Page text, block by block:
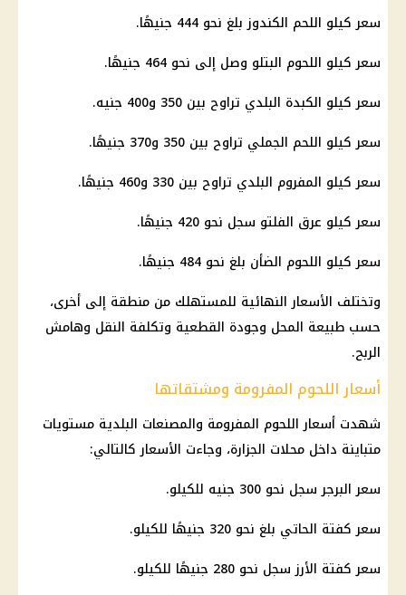
سعر كيلو اللحم الكندوز بلغ نحو 444 جنيهًا.
سعر كيلو اللحوم البتلو وصل إلى نحو 464 جنيهًا.
سعر كيلو الكبدة البلدي تراوح بين 350 و400 جنيه.
سعر كيلو اللحم الجملي تراوح بين 350 و370 جنيهًا.
سعر كيلو المفروم البلدي تراوح بين 330 و460 جنيهًا.
سعر كيلو عرق الفلتو سجل نحو 420 جنيهًا.
سعر كيلو اللحوم الضأن بلغ نحو 484 جنيهًا.
وتختلف الأسعار النهائية للمستهلك من منطقة إلى أخرى،
حسب طبيعة المحل وجودة القطعية وتكلفة النقل وهامش
الربح.
أسعار اللحوم المفرومة ومشتقاتها
شهدت أسعار اللحوم المفرومة والمصنعات البلدية مستويات
متباينة داخل محلات الجزارة، وجاءت الأسعار كالتالي:
سعر البرجر سجل نحو 300 جنيه للكيلو.
سعر كفتة الحاتي بلغ نحو 320 جنيهًا للكيلو.
سعر كفتة الأرز سجل نحو 280 جنيهًا للكيلو.